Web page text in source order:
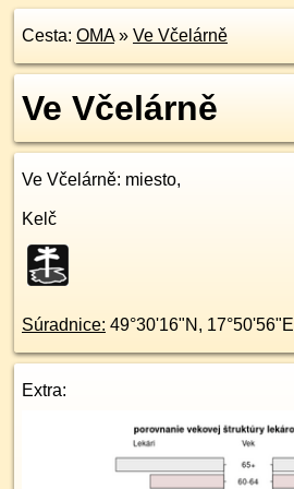
Cesta: OMA» Ve Včelárně
Ve Včelárně
Ve Včelárně: miesto,
Kelč
Súradnice: 49°30'16"N , 17°50'56"E
Extra: